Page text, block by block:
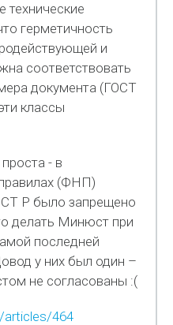
технические
герметичность
и
соответствовать
документа (ГОСТ
классы
- в
(ФНП)
Р было запрещено
делать Минюст при
последней
у них был один –
не согласованы :(
464